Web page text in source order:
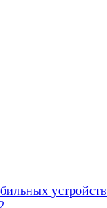
устройств